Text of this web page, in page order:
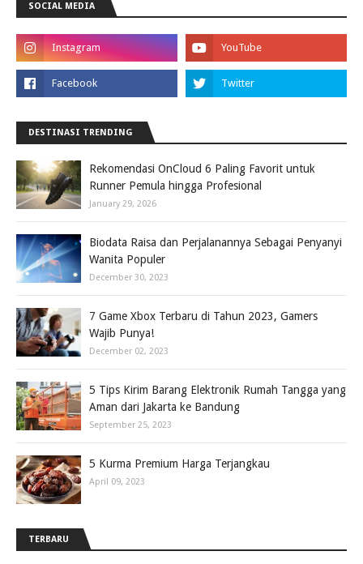
SOCIAL MEDIA
DESTINASI TRENDING
Rekomendasi OnCloud 6 Paling Favorit untuk
Runner Pemula hingga Profesional
January 29, 2026
Biodata Raisa dan Perjalanannya Sebagai Penyanyi
Wanita Populer
December 30, 2023
7 Game Xbox Terbaru di Tahun 2023, Gamers
Wajib Punya!
December 02, 2023
5 Tips Kirim Barang Elektronik Rumah Tangga yang
Aman dari Jakarta ke Bandung
September 25, 2023
5 Kurma Premium Harga Terjangkau
April 09, 2023
TERBARU